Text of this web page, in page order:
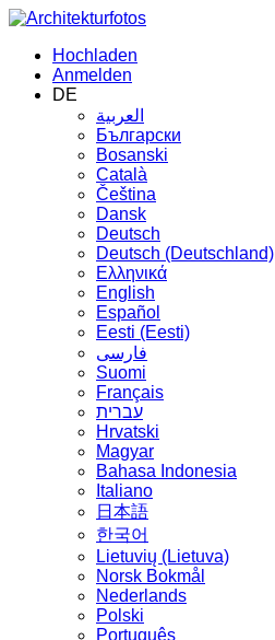
Hochladen
Anmelden
DE
العربية
Български
Bosanski
Сatalà
Čeština
Dansk
Deutsch
Deutsch (Deutschland)
Ελληνικά
English
Español
Eesti (Eesti)
فارسی
Suomi
Français
עברית
Hrvatski
Magyar
Bahasa Indonesia
Italiano
日本語
한국어
Lietuvių (Lietuva)
‪Norsk Bokmål‬
Nederlands
Polski
Português